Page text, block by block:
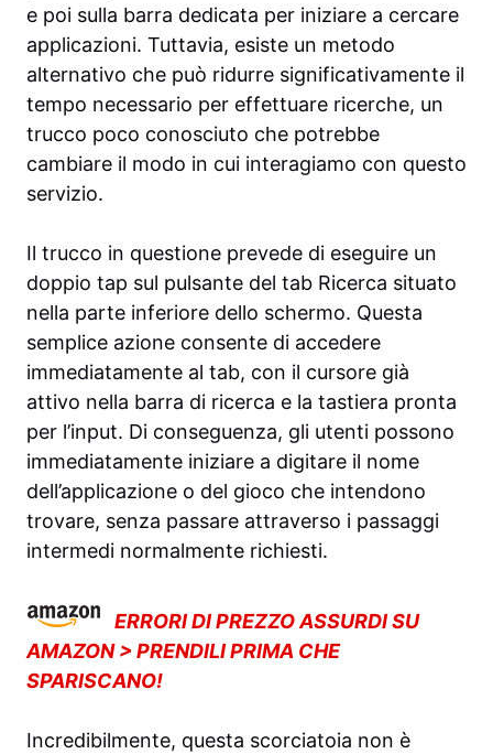
e poi sulla barra dedicata per iniziare a cercare
applicazioni. Tuttavia, esiste un metodo
alternativo che può ridurre significativamente il
tempo necessario per effettuare ricerche, un
trucco poco conosciuto che potrebbe
cambiare il modo in cui interagiamo con questo
servizio.
Il trucco in questione prevede di eseguire un
doppio tap sul pulsante del tab Ricerca situato
nella parte inferiore dello schermo. Questa
semplice azione consente di accedere
immediatamente al tab, con il cursore già
attivo nella barra di ricerca e la tastiera pronta
per l’input. Di conseguenza, gli utenti possono
immediatamente iniziare a digitare il nome
dell’applicazione o del gioco che intendono
trovare, senza passare attraverso i passaggi
intermedi normalmente richiesti.
ERRORI DI PREZZO ASSURDI SU
AMAZON > PRENDILI PRIMA CHE
SPARISCANO!
Incredibilmente, questa scorciatoia non è